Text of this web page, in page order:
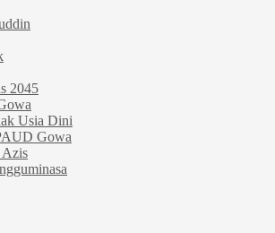
2045
Usia Dini
Gowa
Azis